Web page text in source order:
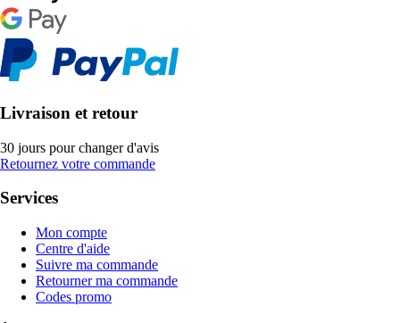
Livraison et retour
30 jours pour changer d'avis
Retournez votre commande
Services
Mon compte
Centre d'aide
Suivre ma commande
Retourner ma commande
Codes promo